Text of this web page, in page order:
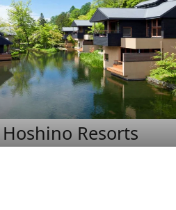
Resorts